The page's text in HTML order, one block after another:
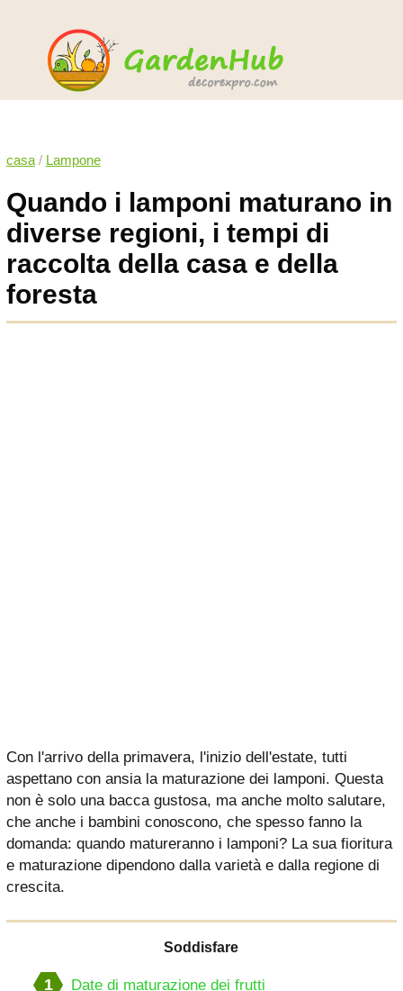
casa/ Lampone
Quando i lamponi maturano in
diverse regioni, i tempi di
raccolta della casa e della
foresta
Con l'arrivo della primavera, l'inizio dell'estate, tutti
aspettano con ansia la maturazione dei lamponi. Questa
non è solo una bacca gustosa, ma anche molto salutare,
che anche i bambini conoscono, che spesso fanno la
domanda: quando matureranno i lamponi? La sua fioritura
e maturazione dipendono dalla varietà e dalla regione di
crescita.
Soddisfare
1 Date di maturazione dei frutti